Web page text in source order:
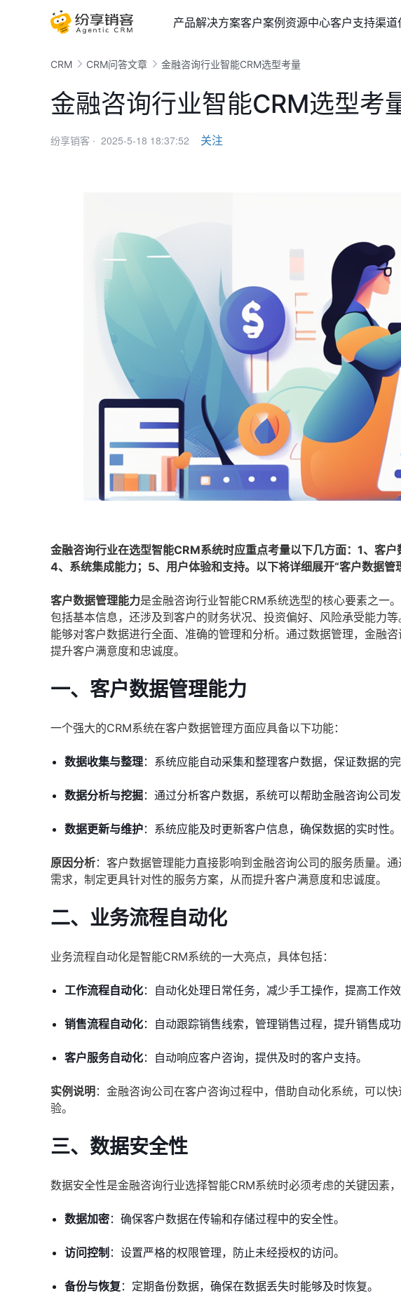
产品解决方案客户案例资源中心客户支持渠道
CRM CRM问答文章 金融咨询行业智能CRM选型考量
金融咨询行业智能CRM选型考
纷享销客 · 2025-5-18 18:37:52 关注
金融咨询行业在选型智能CRM系统时应重点考量以下几方面：1、客
4、系统集成能力；5、用户体验和支持。以下将详细展开“客户数据管
客户数据管理能力是金融咨询行业智能CRM系统选型的核心要素之一
包括基本信息，还涉及到客户的财务状况、投资偏好、风险承受能力
能够对客户数据进行全面、准确的管理和分析。通过数据管理，金融
提升客户满意度和忠诚度。
一、客户数据管理能力
一个强大的CRM系统在客户数据管理方面应具备以下功能：
数据收集与整理：系统应能自动采集和整理客户数据，保证数据的完
数据分析与挖掘：通过分析客户数据，系统可以帮助金融咨询公司
数据更新与维护：系统应能及时更新客户信息，确保数据的实时性。
原因分析：客户数据管理能力直接影响到金融咨询公司的服务质量。
需求，制定更具针对性的服务方案，从而提升客户满意度和忠诚度。
二、业务流程自动化
业务流程自动化是智能CRM系统的一大亮点，具体包括：
工作流程自动化：自动化处理日常任务，减少手工操作，提高工作效
销售流程自动化：自动跟踪销售线索，管理销售过程，提升销售成功
客户服务自动化：自动响应客户咨询，提供及时的客户支持。
实例说明 ：金融咨询公司在客户咨询过程中，借助自动化系统，可以
验。
三、数据安全性
数据安全性是金融咨询行业选择智能CRM系统时必须考虑的关键因素，
数据加密：确保客户数据在传输和存储过程中的安全性。
访问控制 ：设置严格的权限管理，防止未经授权的访问。
备份与恢复 ：定期备份数据，确保在数据丢失时能够及时恢复。